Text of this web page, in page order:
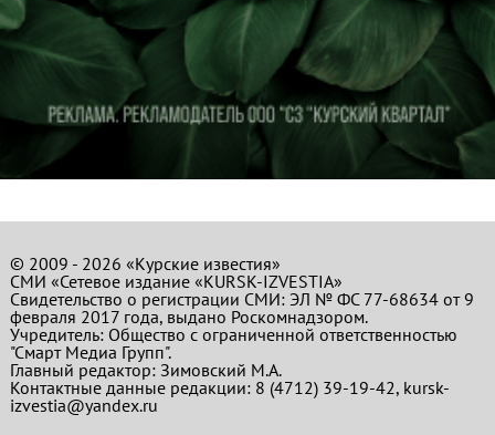
© 2009 - 2026 «Курские известия»
СМИ «Сетевое издание «KURSK-IZVESTIA»
Свидетельство о регистрации СМИ: ЭЛ № ФС 77-68634 от 9
февраля 2017 года, выдано Роскомнадзором.
Учредитель: Общество с ограниченной ответственностью
"Смарт Медиа Групп".
Главный редактор:Зимовский М.А.
Контактные данные редакции: 8 (4712) 39-19-42, kursk-
izvestia@yandex.ru